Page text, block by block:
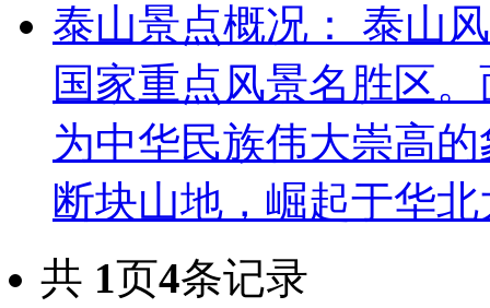
泰山景点概况： 泰山
国家重点风景名胜区
为中华民族伟大崇高
断块山地，崛起于华
共 1页4条记录